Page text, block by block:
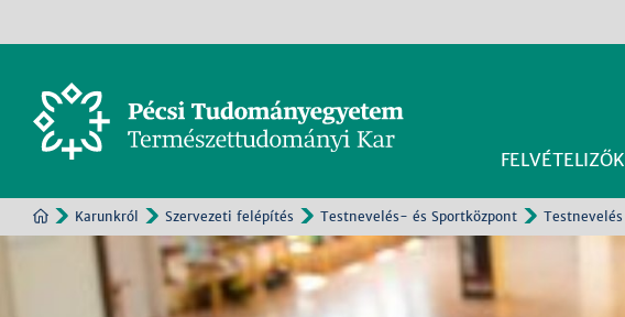
FELVÉTELIZŐK
Karunkról Szervezeti felépítés Testnevelés- és Sportközpont Testnevelés